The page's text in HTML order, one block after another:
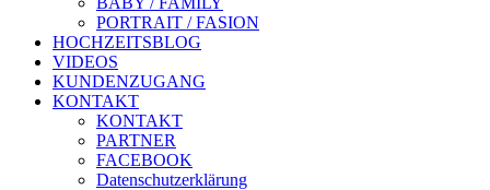
PORTRAIT / FASION
HOCHZEITSBLOG
VIDEOS
KUNDENZUGANG
KONTAKT
KONTAKT
PARTNER
FACEBOOK
Datenschutzerklärung